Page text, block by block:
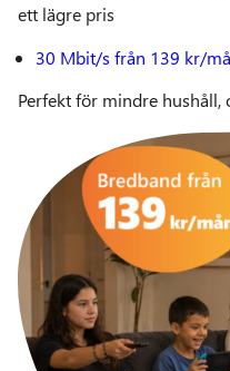
ett lägre pris
30 Mbit/s från 139 kr/
Perfekt för mindre